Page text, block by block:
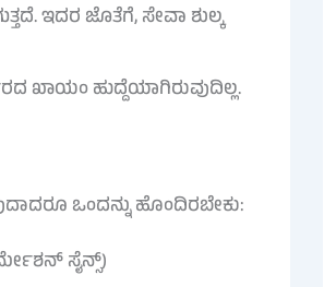
ಇದರ ಜೊತೆಗೆ, ಸೇವಾ ಶುಲ್ಕ
ಖಾಯಂ ಹುದ್ದೆಯಾಗಿರುವುದಿಲ್ಲ.
ಒಂದನ್ನು ಹೊಂದಿರಬೇಕು:
ಸೈನ್ಸ್)